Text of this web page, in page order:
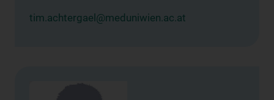
tim.achtergael@meduniwien.ac.at